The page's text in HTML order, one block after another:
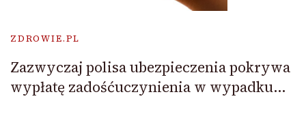
ZDROWIE.PL
Zazwyczaj polisa ubezpieczenia pokrywa
wypłatę zadośćuczynienia w wypadku…